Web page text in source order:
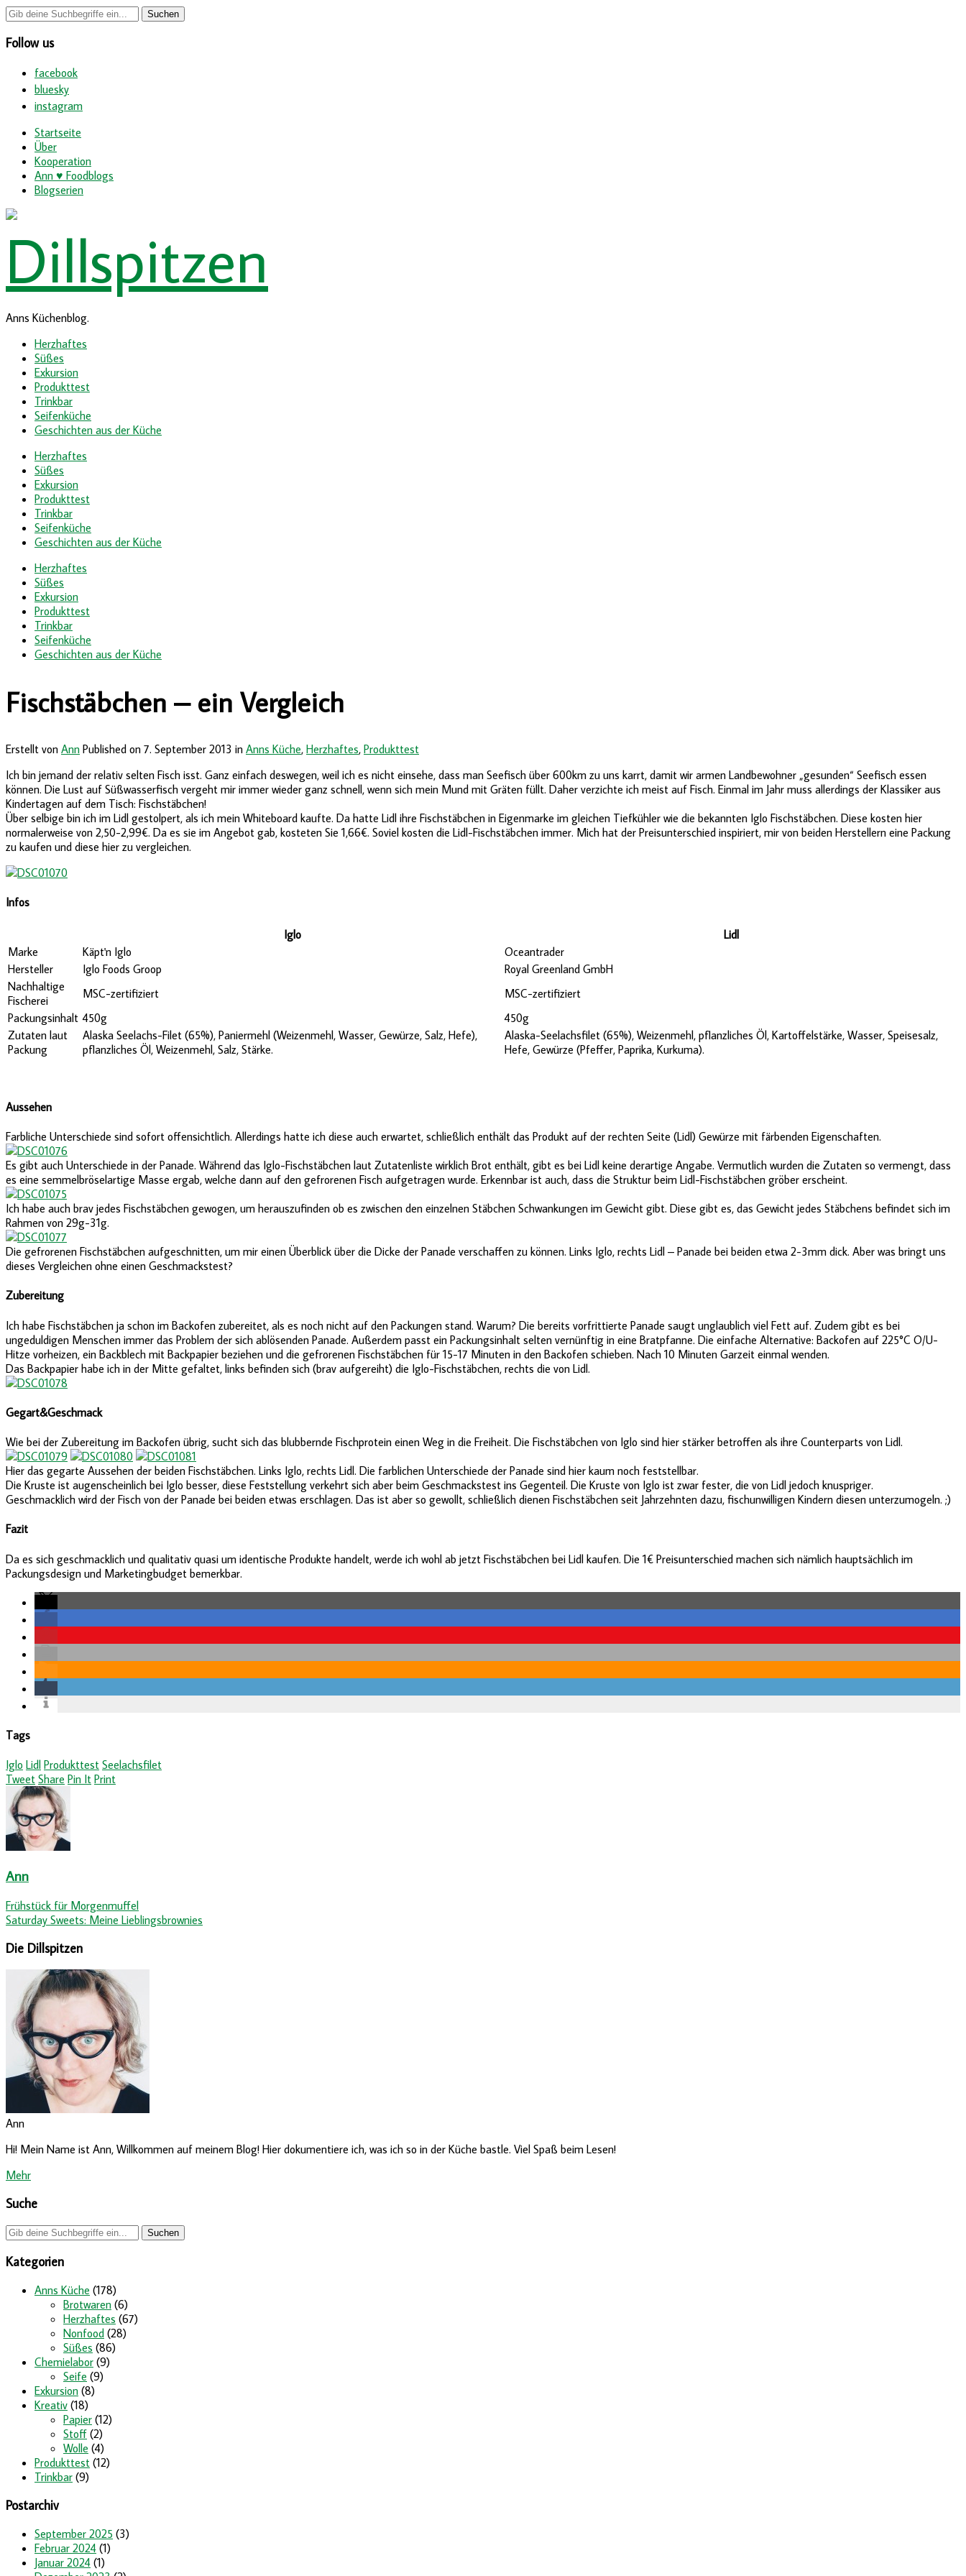
Follow us
facebook
bluesky
instagram
Startseite
Über
Kooperation
Ann ♥ Foodblogs
Blogserien
Anns Küchenblog.
Herzhaftes
Süßes
Exkursion
Produkttest
Trinkbar
Seifenküche
Geschichten aus der Küche
Herzhaftes
Süßes
Exkursion
Produkttest
Trinkbar
Seifenküche
Geschichten aus der Küche
Herzhaftes
Süßes
Exkursion
Produkttest
Trinkbar
Seifenküche
Geschichten aus der Küche
Fischstäbchen – ein Vergleich
Erstellt von Ann Published on 7. September 2013 in Anns Küche, Herzhaftes, Produkttest
Ich bin jemand der relativ selten Fisch isst. Ganz einfach deswegen, weil ich es nicht einsehe, dass man Seefisch über 600km zu uns karrt, damit wir armen Landbewohner „gesunden“ Seefisch essen
können. Die Lust auf Süßwasserfisch vergeht mir immer wieder ganz schnell, wenn sich mein Mund mit Gräten füllt. Daher verzichte ich meist auf Fisch. Einmal im Jahr muss allerdings der Klassiker aus
Kindertagen auf dem Tisch: Fischstäbchen!
Über selbige bin ich im Lidl gestolpert, als ich mein Whiteboard kaufte. Da hatte Lidl ihre Fischstäbchen in Eigenmarke im gleichen Tiefkühler wie die bekannten Iglo Fischstäbchen. Diese kosten hier
normalerweise von 2,50-2,99€. Da es sie im Angebot gab, kosteten Sie 1,66€. Soviel kosten die Lidl-Fischstäbchen immer. Mich hat der Preisunterschied inspiriert, mir von beiden Herstellern eine Packung
zu kaufen und diese hier zu vergleichen.
Infos
Iglo
Lidl
Marke
Käpt'n Iglo
Oceantrader
Hersteller
Iglo Foods Groop
Royal Greenland GmbH
Nachhaltige
Fischerei
MSC-zertifiziert
MSC-zertifiziert
Packungsinhalt 450g
450g
Zutaten laut
Packung
Alaska Seelachs-Filet (65%), Paniermehl (Weizenmehl, Wasser, Gewürze, Salz, Hefe),
pflanzliches Öl, Weizenmehl, Salz, Stärke.
Alaska-Seelachsfilet (65%), Weizenmehl, pflanzliches Öl, Kartoffelstärke, Wasser, Speisesalz,
Hefe, Gewürze (Pfeffer, Paprika, Kurkuma).
Aussehen
Farbliche Unterschiede sind sofort offensichtlich. Allerdings hatte ich diese auch erwartet, schließlich enthält das Produkt auf der rechten Seite (Lidl) Gewürze mit färbenden Eigenschaften.
Es gibt auch Unterschiede in der Panade. Während das Iglo-Fischstäbchen laut Zutatenliste wirklich Brot enthält, gibt es bei Lidl keine derartige Angabe. Vermutlich wurden die Zutaten so vermengt, dass
es eine semmelbröselartige Masse ergab, welche dann auf den gefrorenen Fisch aufgetragen wurde. Erkennbar ist auch, dass die Struktur beim Lidl-Fischstäbchen gröber erscheint.
Ich habe auch brav jedes Fischstäbchen gewogen, um herauszufinden ob es zwischen den einzelnen Stäbchen Schwankungen im Gewicht gibt. Diese gibt es, das Gewicht jedes Stäbchens befindet sich im
Rahmen von 29g-31g.
Die gefrorenen Fischstäbchen aufgeschnitten, um mir einen Überblick über die Dicke der Panade verschaffen zu können. Links Iglo, rechts Lidl – Panade bei beiden etwa 2-3mm dick. Aber was bringt uns
dieses Vergleichen ohne einen Geschmackstest?
Zubereitung
Ich habe Fischstäbchen ja schon im Backofen zubereitet, als es noch nicht auf den Packungen stand. Warum? Die bereits vorfrittierte Panade saugt unglaublich viel Fett auf. Zudem gibt es bei
ungeduldigen Menschen immer das Problem der sich ablösenden Panade. Außerdem passt ein Packungsinhalt selten vernünftig in eine Bratpfanne. Die einfache Alternative: Backofen auf 225°C O/U-
Hitze vorheizen, ein Backblech mit Backpapier beziehen und die gefrorenen Fischstäbchen für 15-17 Minuten in den Backofen schieben. Nach 10 Minuten Garzeit einmal wenden.
Das Backpapier habe ich in der Mitte gefaltet, links befinden sich (brav aufgereiht) die Iglo-Fischstäbchen, rechts die von Lidl.
Gegart&Geschmack
Wie bei der Zubereitung im Backofen übrig, sucht sich das blubbernde Fischprotein einen Weg in die Freiheit. Die Fischstäbchen von Iglo sind hier stärker betroffen als ihre Counterparts von Lidl.
Hier das gegarte Aussehen der beiden Fischstäbchen. Links Iglo, rechts Lidl. Die farblichen Unterschiede der Panade sind hier kaum noch feststellbar.
Die Kruste ist augenscheinlich bei Iglo besser, diese Feststellung verkehrt sich aber beim Geschmackstest ins Gegenteil. Die Kruste von Iglo ist zwar fester, die von Lidl jedoch knuspriger.
Geschmacklich wird der Fisch von der Panade bei beiden etwas erschlagen. Das ist aber so gewollt, schließlich dienen Fischstäbchen seit Jahrzehnten dazu, fischunwilligen Kindern diesen unterzumogeln. ;)
Fazit
Da es sich geschmacklich und qualitativ quasi um identische Produkte handelt, werde ich wohl ab jetzt Fischstäbchen bei Lidl kaufen. Die 1€ Preisunterschied machen sich nämlich hauptsächlich im
Packungsdesign und Marketingbudget bemerkbar.
Tags
Iglo Lidl Produkttest Seelachsfilet
Tweet Share Pin It Print
Ann
Frühstück für Morgenmuffel
Saturday Sweets: Meine Lieblingsbrownies
Die Dillspitzen
Ann
Hi! Mein Name ist Ann, Willkommen auf meinem Blog! Hier dokumentiere ich, was ich so in der Küche bastle. Viel Spaß beim Lesen!
Mehr
Suche
Kategorien
Anns Küche (178)
Brotwaren (6)
Herzhaftes (67)
Nonfood (28)
Süßes (86)
Chemielabor (9)
Seife (9)
Exkursion (8)
Kreativ (18)
Papier (12)
Stoff (2)
Wolle (4)
Produkttest (12)
Trinkbar (9)
Postarchiv
September 2025 (3)
Februar 2024 (1)
Januar 2024 (1)